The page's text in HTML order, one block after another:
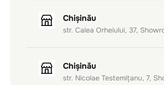
Chișinău
str. Calea Orheiului, 37,
Chișinău
str. Nicolae Testemițanu, 7,